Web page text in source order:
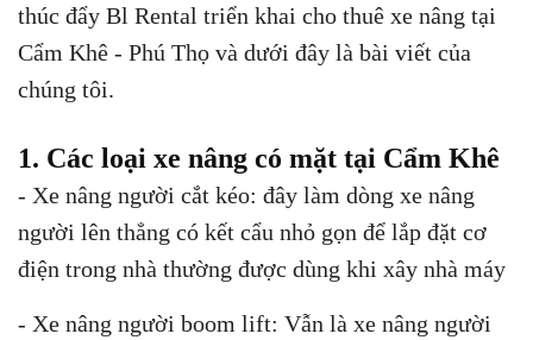
thúc đẩy Bl Rental triển khai cho thuê xe nâng tại
Cẩm Khê - Phú Thọ và dưới đây là bài viết của
chúng tôi.
1. Các loại xe nâng có mặt tại Cẩm Khê
- Xe nâng người cắt kéo: đây làm dòng xe nâng
người lên thẳng có kết cẩu nhỏ gọn để lắp đặt cơ
điện trong nhà thường được dùng khi xây nhà máy
- Xe nâng người boom lift: Vẫn là xe nâng người